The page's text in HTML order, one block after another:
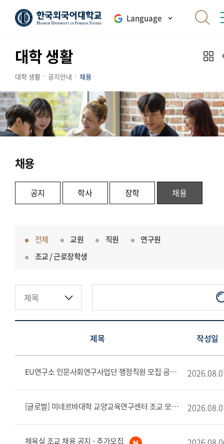
Language
대학 생활
대학 생활 공지안내 채용
채용
공지 학사 장학 채용
전체 교원 직원
연구원
조교 / 근로장학생
제목 작성일
EU연구소 인문사회연구사업단 행정직원 모집 공고
[글로벌] 미네르바대학 교양교육연구센터 조교 모집
체육실 조교 채용 공지 - 추가모집